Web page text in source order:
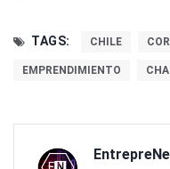
TAGS: CHILE
EMPRENDIMIENTO